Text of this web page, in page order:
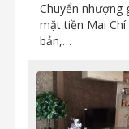
Chuyển nhượng
mặt tiền Mai
bản,…